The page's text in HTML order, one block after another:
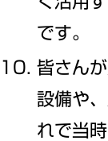
です。
皆さん
設備や
れで当